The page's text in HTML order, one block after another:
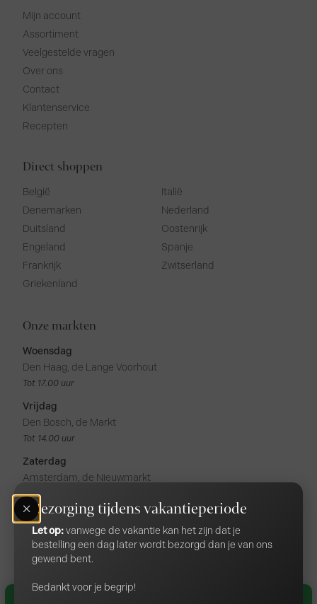
Mijn account
Assortiment
Veelgestelde vragen
Over ons
Contact
Klantenservice
Recepten
Direct shoppen
België
Denemarken
Duitsland
Engeland
Frankrijk
Griekenland
Italië
Nederland
Oostenrijk
Spanje
Zwitserland
Onze markten
Woensdag
Den Haag, de Lange Voorhout
Tot 17.00 uur
Vrijdag
Den Bosch, de Markt
Tot 14.00 uur
Zaterdag
Amsterdam, de Nieuwmarkt
Tot 17.00 uur
Amsterdam, de Noordermarkt
Tot 17.00 uur
© 2026 Gerealiseerd door
Bezorging tijdens vakantieperiode
Let op:vanwege de vakantie kan het zijn dat je
bestelling een dag later wordt bezorgd dan je van ons
gewend bent.
Bedankt voor je begrip!